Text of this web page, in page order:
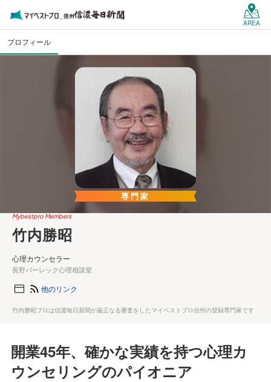
AREA
プロフィール
専門家
Mybestpro Members
竹内勝昭
心理カウンセラー
長野パーレック心理相談室
他のリンク
竹内勝昭プロは信濃毎日新聞が厳正なる審査をしたマイベストプロ信州の登録専門家です
開業45年、確かな実績を持つ心理カ
ウンセリングのパイオニア